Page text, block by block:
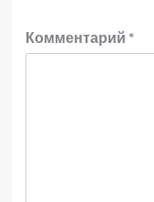
Комментарий *